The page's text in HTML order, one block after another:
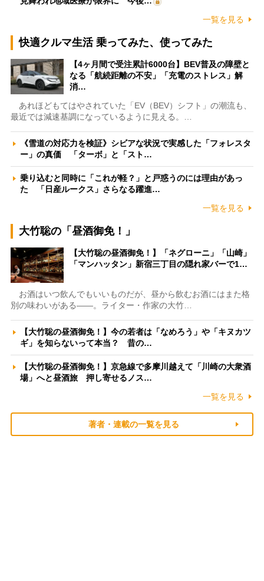
一覧を見る
快適クルマ生活 乗ってみた、使ってみた
【4ヶ月間で受注累計6000台】BEV普及の障壁と
なる「航続距離の不安」「充電のストレス」解
消…
あれほどもてはやされていた「EV（BEV）シフト」の潮流も、
最近では減速基調になっているように見える。…
《雪道の対応力を検証》シビアな状況で実感した「フォレスタ
ー」の真価 「ターボ」と「スト…
乗り込むと同時に「これが軽？」と戸惑うのには理由があっ
た 「日産ルークス」さらなる躍進…
一覧を見る
大竹聡の「昼酒御免！」
【大竹聡の昼酒御免！】「ネグローニ」「山崎」
「マンハッタン」新宿三丁目の隠れ家バーで1…
お酒はいつ飲んでもいいものだが、昼から飲むお酒にはまた格
別の味わいがある――。ライター・作家の大竹…
【大竹聡の昼酒御免！】今の若者は「なめろう」や「キヌカツ
ギ」を知らないって本当？ 昔の…
【大竹聡の昼酒御免！】京急線で多摩川越えて「川崎の大衆酒
場」へと昼酒旅 押し寄せるノス…
一覧を見る
著者・連載の一覧を見る